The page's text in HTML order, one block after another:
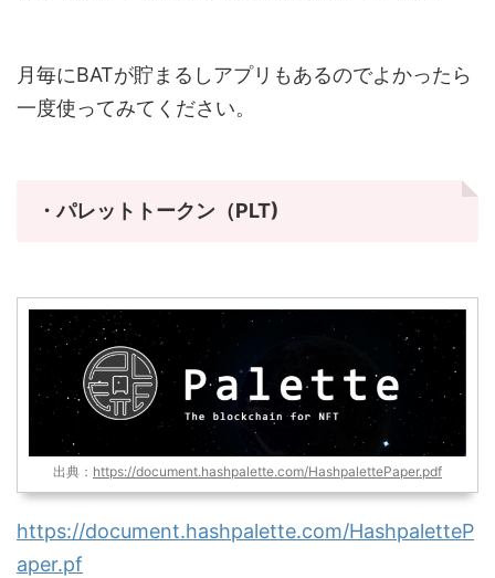
月毎にBATが貯まるしアプリもあるのでよかったら
一度使ってみてください。
・パレットトークン（PLT)
出典： https://document.hashpalette.com/HashpalettePaper.pdf
https://document.hashpalette.com/HashpaletteP
aper.pf